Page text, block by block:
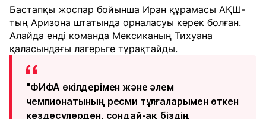
Бастапқы жоспар бойынша Иран құрамасы АҚШ-
тың Аризона штатында орналасуы керек болған.
Алайда енді команда Мексиканың Тихуана
қаласындағы лагерьге тұрақтайды.
"ФИФА өкілдерімен және әлем
чемпионатының ресми тұлғаларымен өткен
кездесулерден, сондай-ақ біздің